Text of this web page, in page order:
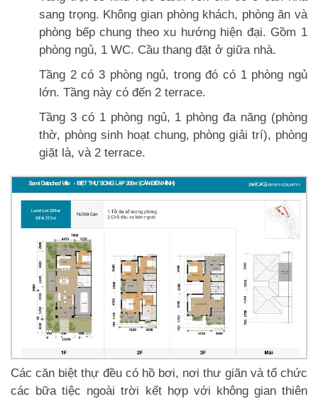
sang trọng. Không gian phòng khách, phòng ăn và
phòng bếp chung theo xu hướng hiện đại. Gồm 1
phòng ngủ, 1 WC. Cầu thang đặt ở giữa nhà.
Tầng 2 có 3 phòng ngủ, trong đó có 1 phòng ngủ
lớn. Tầng này có đến 2 terrace.
Tầng 3 có 1 phòng ngủ, 1 phòng đa năng (phòng
thờ, phòng sinh hoạt chung, phòng giải trí), phòng
giặt là, và 2 terrace.
Các căn biệt thự đều có hồ bơi, nơi thư giãn và tổ chức
các bữa tiệc ngoài trời kết hợp với không gian thiên